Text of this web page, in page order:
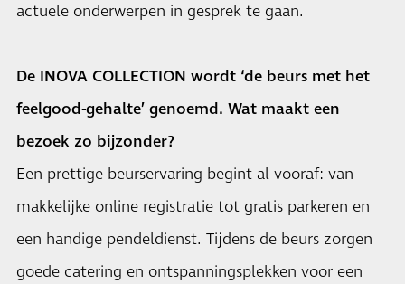
actuele onderwerpen in gesprek te gaan.
De INOVA COLLECTION wordt ‘de beurs met het
feelgood-gehalte’ genoemd. Wat maakt een
bezoek zo bijzonder?
Een prettige beurservaring begint al vooraf: van
makkelijke online registratie tot gratis parkeren en
een handige pendeldienst. Tijdens de beurs zorgen
goede catering en ontspanningsplekken voor een